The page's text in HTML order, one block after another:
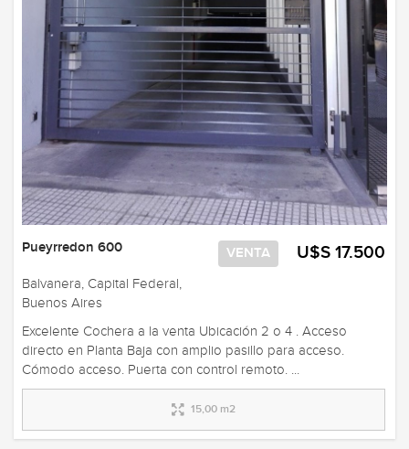
U$S 17.500
VENTA
Pueyrredon 600
Balvanera, Capital Federal,
Buenos Aires
Excelente Cochera a la venta Ubicación 2 o 4 . Acceso
directo en Planta Baja con amplio pasillo para acceso.
Cómodo acceso. Puerta con control remoto. ...
15,00 m2